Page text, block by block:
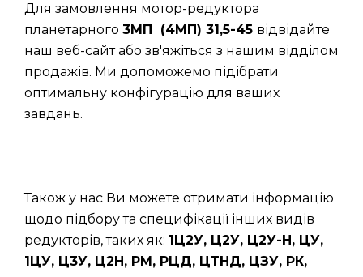
Для замовлення мотор-редуктора
планетарного 3МП (4МП) 31,5-45 відвідайте
наш веб-сайт або зв'яжіться з нашим відділом
продажів. Ми допоможемо підібрати
оптимальну конфігурацію для ваших
завдань.
Також у нас Ви можете отримати інформацію
щодо підбору та специфікації інших видів
редукторів, таких як: 1Ц2У, Ц2У, Ц2У-Н, ЦУ,
1ЦУ, Ц3У, Ц2Н, РМ, РЦД, ЦТНД, ЦЗУ, РК,